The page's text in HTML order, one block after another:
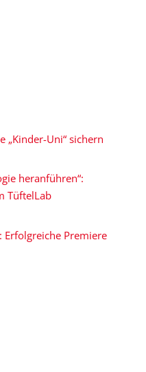
„Kinder-Uni“ sichern
heranführen“:
TüftelLab
Erfolgreiche Premiere